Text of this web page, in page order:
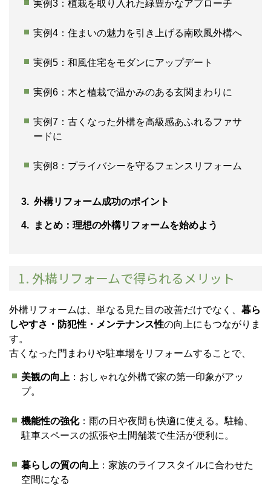
実例3：植栽を取り入れた緑豊かなアプローチ
実例4：住まいの魅力を引き上げる南欧風外構へ
実例5：和風住宅をモダンにアップデート
実例6：木と植栽で温かみのある玄関まわりに
実例7：古くなった外構を高級感あふれるファサ
ードに
実例8：プライバシーを守るフェンスリフォーム
3. 外構リフォーム成功のポイント
4. まとめ：理想の外構リフォームを始めよう
1. 外構リフォームで得られるメリット
外構リフォームは、単なる見た目の改善だけでなく、 暮ら
しやすさ・防犯性・メンテナンス性の向上にもつながりま
す。
古くなった門まわりや駐車場をリフォームすることで、
美観の向上 ：おしゃれな外構で家の第一印象がアッ
プ。
機能性の強化：雨の日や夜間も快適に使える。駐輪、
駐車スペースの拡張や土間舗装で生活が便利に。
暮らしの質の向上 ：家族のライフスタイルに合わせた
空間になる